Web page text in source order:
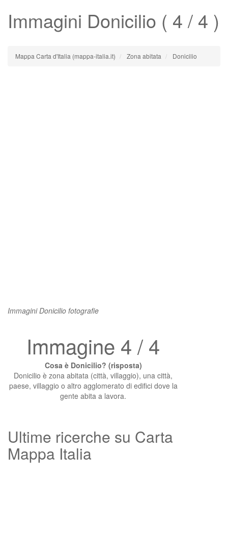
Immagini Donicilio ( 4 / 4 )
Mappa Carta d'Italia (mappa-italia.it) Zona abitata Donicilio
Immagini Donicilio fotografie
Immagine 4 / 4
Cosa è Donicilio? (risposta)
Donicilio è zona abitata (città, villaggio), una città,
paese, villaggio o altro agglomerato di edifici dove la
gente abita a lavora.
Ultime ricerche su Carta
Mappa Italia